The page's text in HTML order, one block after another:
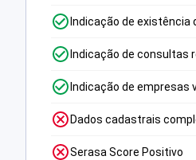
Indicação de existência
Indicação de consultas
Indicação de empresas
Dados cadastrais
Serasa Score Positivo